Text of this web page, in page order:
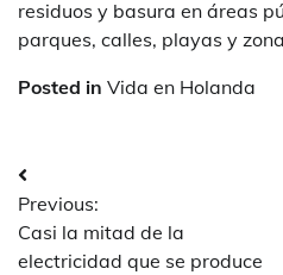
residuos y basura en áreas
parques, calles, playas y
Posted in Vida en Holanda
Post
navigation
Previous:
Casi la mitad de la
electricidad que se produce